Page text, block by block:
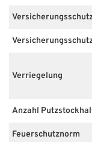
Verriegelung
Anzahl
Feuerschutznorm